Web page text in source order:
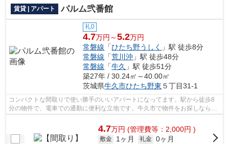
賃貸 | アパート パルム弐番館
礼0
4.7万円～5.2万円
常磐線 「ひたち野うしく
」駅 徒歩8分
常磐線 「荒川沖 」駅 徒歩48分
常磐線 「牛久 」駅 徒歩51分
築27年 / 30.24㎡～40.00㎡
茨城県牛久市ひたち野東 ５丁目31-1
コンパクトな間取りで使い勝手のいいアパートになってます。駅から徒歩8
分の物件で、電車での通勤に便利な立地です。牛久市で物件をお探しなら当
社アパートマンション館 牛久店にお任...
4.7万円 (管理費等：2,000円 )
敷金 1ヶ月 礼金 0ヶ月